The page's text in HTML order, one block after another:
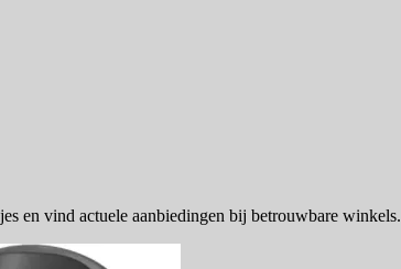
en vind actuele aanbiedingen bij betrouwbare winkels.